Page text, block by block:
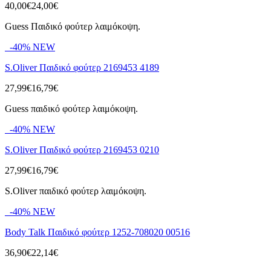
40,00€24,00€
Guess Παιδικό φούτερ λαιμόκοψη.
-40% NEW
S.Oliver Παιδικό φούτερ 2169453 4189
27,99€16,79€
Guess παιδικό φούτερ λαιμόκοψη.
-40% NEW
S.Oliver Παιδικό φούτερ 2169453 0210
27,99€16,79€
S.Oliver παιδικό φούτερ λαιμόκοψη.
-40% NEW
Body Talk Παιδικό φούτερ 1252-708020 00516
36,90€22,14€